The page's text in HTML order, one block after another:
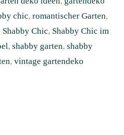
chic, romantischer Garten,
Shabby Chic, Shabby Chic im
, shabby garten, shabby
, vintage gartendeko